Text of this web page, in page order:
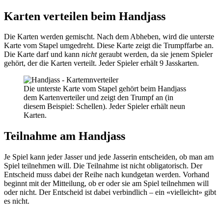
Karten verteilen beim Handjass
Die Karten werden gemischt. Nach dem Abheben, wird die unterste
Karte vom Stapel umgedreht. Diese Karte zeigt die Trumpffarbe an.
Die Karte darf und kann nicht geraubt werden, da sie jenem Spieler
gehört, der die Karten verteilt. Jeder Spieler erhält 9 Jasskarten.
Die unterste Karte vom Stapel gehört beim Handjass
dem Kartenverteiler und zeigt den Trumpf an (in
diesem Beispiel: Schellen). Jeder Spieler erhält neun
Karten.
Teilnahme am Handjass
Je Spiel kann jeder Jasser und jede Jasserin entscheiden, ob man am
Spiel teilnehmen will. Die Teilnahme ist nicht obligatorisch. Der
Entscheid muss dabei der Reihe nach kundgetan werden. Vorhand
beginnt mit der Mitteilung, ob er oder sie am Spiel teilnehmen will
oder nicht. Der Entscheid ist dabei verbindlich – ein «vielleicht» gibt
es nicht.